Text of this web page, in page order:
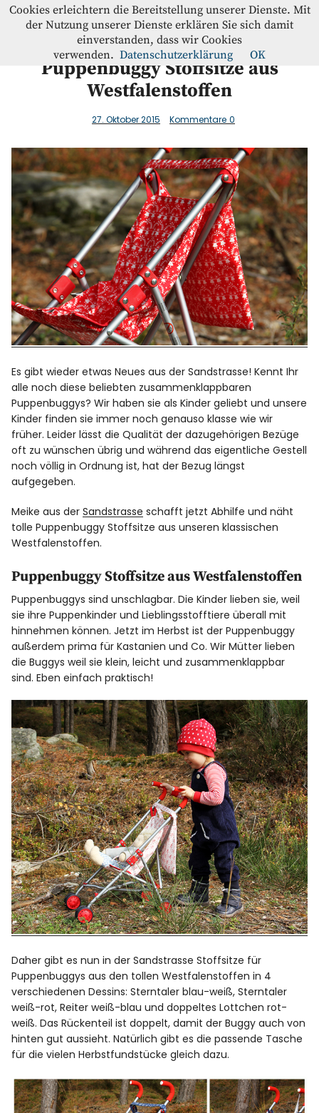
Westfalenstoffe-Blog
InstagramFacebook
Puppenbuggy Stoffsitze aus
Westfalenstoffen
27. Oktober 2015 Kommentare 0
Es gibt wieder etwas Neues aus der Sandstrasse! Kennt Ihr
alle noch diese beliebten zusammenklappbaren
Puppenbuggys? Wir haben sie als Kinder geliebt und unsere
Kinder finden sie immer noch genauso klasse wie wir
früher. Leider lässt die Qualität der dazugehörigen Bezüge
oft zu wünschen übrig und während das eigentliche Gestell
noch völlig in Ordnung ist, hat der Bezug längst
aufgegeben.
Meike aus derSandstrasse schafft jetzt Abhilfe und näht
tolle Puppenbuggy Stoffsitze aus unseren klassischen
Westfalenstoffen.
Puppenbuggy Stoffsitze aus Westfalenstoffen
Puppenbuggys sind unschlagbar. Die Kinder lieben sie, weil
sie ihre Puppenkinder und Lieblingsstofftiere überall mit
hinnehmen können. Jetzt im Herbst ist der Puppenbuggy
außerdem prima für Kastanien und Co. Wir Mütter lieben
die Buggys weil sie klein, leicht und zusammenklappbar
sind. Eben einfach praktisch!
Daher gibt es nun in der Sandstrasse Stoffsitze für
Puppenbuggys aus den tollen Westfalenstoffen in 4
verschiedenen Dessins: Sterntaler blau-weiß, Sterntaler
weiß-rot, Reiter weiß-blau und doppeltes Lottchen rot-
weiß. Das Rückenteil ist doppelt, damit der Buggy auch von
hinten gut aussieht. Natürlich gibt es die passende Tasche
für die vielen Herbstfundstücke gleich dazu.
Cookies erleichtern die Bereitstellung unserer Dienste. Mit
der Nutzung unserer Dienste erklären Sie sich damit
einverstanden, dass wir Cookies
verwenden. Datenschutzerklärung OK